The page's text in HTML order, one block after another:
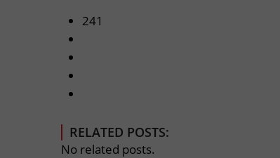
241
RELATED POSTS:
No related posts.